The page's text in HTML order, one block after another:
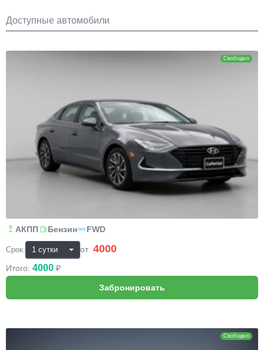
Доступные автомобили
Свободно
АКПП Бензин FWD
Срок: от 4000
Итого: 4000 ₽
Свободно